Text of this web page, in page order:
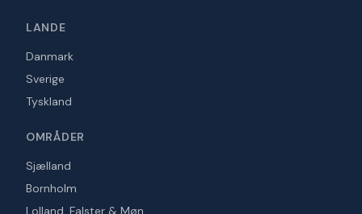
LANDE
Danmark
Sverige
Tyskland
OMRÅDER
Sjælland
Bornholm
Lolland, Falster & Møn